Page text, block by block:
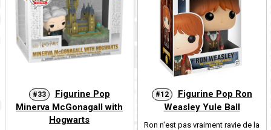
#33
Figurine Pop
Minerva McGonagall with
Hogwarts
#12
Figurine Pop Ron
Weasley Yule Ball
Ron n'est pas vraiment ravie de la